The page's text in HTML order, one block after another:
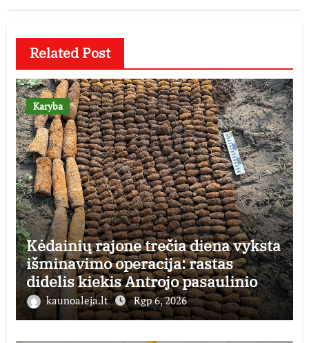
Related Post
Karyba
Kėdainių rajone trečia diena vyksta
išminavimo operacija: rastas
didelis kiekis Antrojo pasaulinio
karo laikų standartinės amunicijos
ir jos dalių
kaunoaleja.lt Rgp 6, 2026